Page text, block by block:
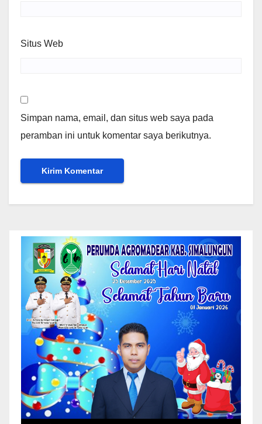
Situs Web
Simpan nama, email, dan situs web saya pada
peramban ini untuk komentar saya berikutnya.